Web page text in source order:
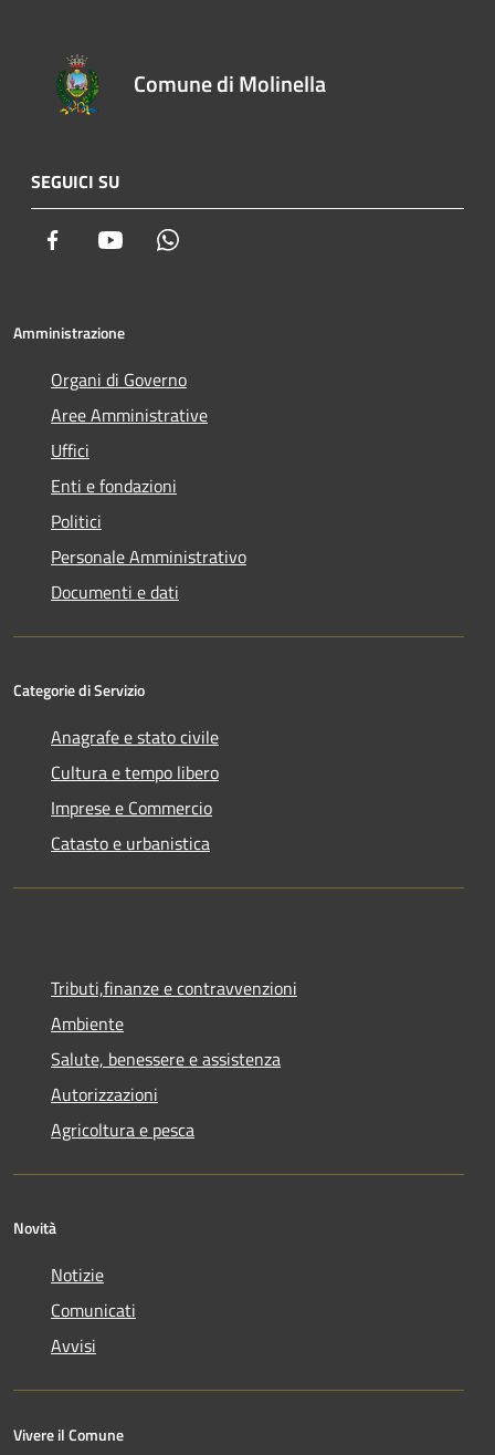
Comune di Molinella
SEGUICI SU
Facebook Youtube
Amministrazione
Organi di Governo
Aree Amministrative
Uffici
Enti e fondazioni
Politici
Personale Amministrativo
Documenti e dati
Categorie di Servizio
Anagrafe e stato civile
Cultura e tempo libero
Imprese e Commercio
Catasto e urbanistica
Tributi,finanze e contravvenzioni
Ambiente
Salute, benessere e assistenza
Autorizzazioni
Agricoltura e pesca
Novità
Notizie
Comunicati
Avvisi
Vivere il Comune